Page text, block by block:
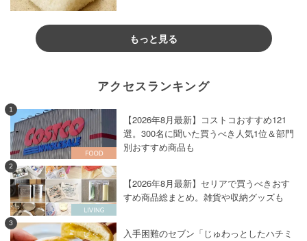
もっと見る
アクセスランキング
1
【2026年8月最新】コストコおすすめ121
選。300名に聞いた買うべき人気1位＆部門
別おすすめ商品も
2
【2026年8月最新】セリアで買うべきおす
すめ商品総まとめ。雑貨や収納グッズも
3
入手困難のセブン「じゅわっとしたハチミ